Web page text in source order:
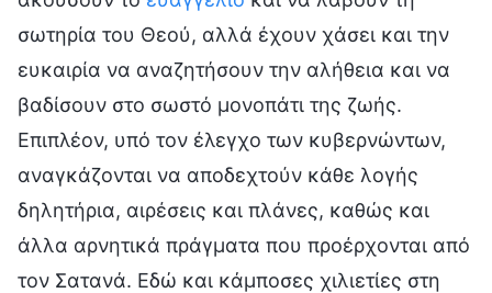
σωτηρία του Θεού, αλλά έχουν χάσει και την
ευκαιρία να αναζητήσουν την αλήθεια και να
βαδίσουν στο σωστό μονοπάτι της ζωής.
Επιπλέον, υπό τον έλεγχο των κυβερνώντων,
αναγκάζονται να αποδεχτούν κάθε λογής
δηλητήρια, αιρέσεις και πλάνες, καθώς και
άλλα αρνητικά πράγματα που προέρχονται από
τον Σατανά. Εδώ και κάμποσες χιλιετίες στη